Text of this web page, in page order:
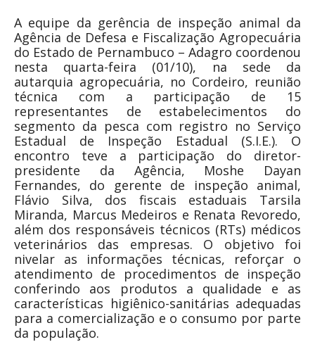
A equipe da gerência de inspeção animal da
Agência de Defesa e Fiscalização Agropecuária
do Estado de Pernambuco – Adagro coordenou
nesta quarta-feira (01/10), na sede da
autarquia agropecuária, no Cordeiro, reunião
técnica com a participação de 15
representantes de estabelecimentos do
segmento da pesca com registro no Serviço
Estadual de Inspeção Estadual (S.I.E.). O
encontro teve a participação do diretor-
presidente da Agência, Moshe Dayan
Fernandes, do gerente de inspeção animal,
Flávio Silva, dos fiscais estaduais Tarsila
Miranda, Marcus Medeiros e Renata Revoredo,
além dos responsáveis técnicos (RTs) médicos
veterinários das empresas. O objetivo foi
nivelar as informações técnicas, reforçar o
atendimento de procedimentos de inspeção
conferindo aos produtos a qualidade e as
características higiênico-sanitárias adequadas
para a comercialização e o consumo por parte
da população.